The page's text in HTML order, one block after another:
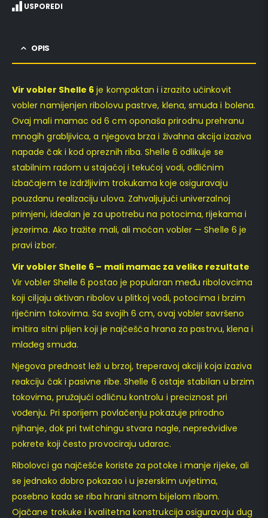
USPOREDI
OPIS
Vir vobler Shelle 6 je kompaktan i izrazito učinkovit
vobler namijenjen ribolovu pastrve, klena, smuđa i bolena.
Ovaj mali mamac od 6 cm oponaša prirodnu prehranu
mnogih grabljivica, a njegova brza i živahna akcija izaziva
napade čak i kod opreznih riba. Shelle 6 odlikuje se
stabilnim radom u stajaćoj i tekućoj vodi, odličnim
izbačajem te izdržljivim trokukama koje osiguravaju
pouzdanu realizaciju ulova. Zahvaljujući univerzalnoj
primjeni, idealan je za upotrebu na potocima, rijekama i
jezerima. Ako tražite mali, ali moćan vobler — Shelle 6 je
pravi izbor.
Vir vobler Shelle 6 – mali mamac za velike rezultate
Vir vobler Shelle 6 postao je popularan među ribolovcima
koji ciljaju aktivan ribolov u plitkoj vodi, potocima i brzim
riječnim tokovima. Sa svojih 6 cm, ovaj vobler savršeno
imitira sitni plijen koji je najčešća hrana za pastrvu, klena i
mlađeg smuđa.
Njegova prednost leži u brzoj, treperavoj akciji koja izaziva
reakciju čak i pasivne ribe. Shelle 6 ostaje stabilan u brzim
tokovima, pružajući odličnu kontrolu i preciznost pri
vođenju. Pri sporijem povlačenju pokazuje prirodno
njihanje, dok pri twitchingu stvara nagle, nepredvidive
pokrete koji često provociraju udarac.
Ribolovci ga najčešće koriste za potoke i manje rijeke, ali
se jednako dobro pokazao i u jezerskim uvjetima,
posebno kada se riba hrani sitnom bijelom ribom.
Ojačane trokuke i kvalitetna konstrukcija osiguravaju dug